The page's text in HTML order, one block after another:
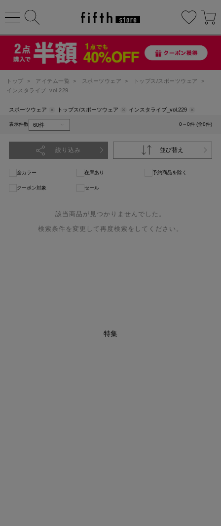
トップ > アイテム一覧 > スポーツウェア > トップス/スポーツウェア
>
インスタライブ_vol.229
スポーツウェア トップス/スポーツウェア インスタライブ_vol.229
表示件数 0～0件 (全0件)
絞り込み 並び替え
全カラー 在庫あり 予約商品を除く
クーポン対象 セール
該当商品が見つかりませんでした。
検索条件を変更して再度検索をしてください。
特集